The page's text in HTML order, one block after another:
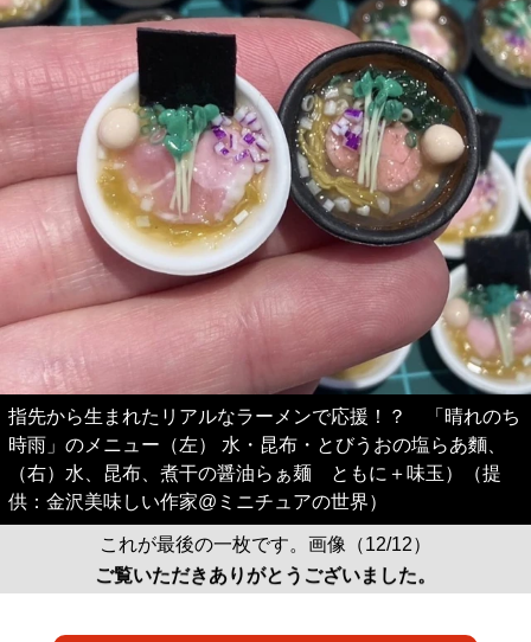
指先から生まれたリアルなラーメンで応援！？ 「晴れのち
時雨」のメニュー（左） 水・昆布・とびうおの塩らあ麵、
（右）水、昆布、煮干の醤油らぁ麺 ともに＋味玉）（提
供：金沢美味しい作家@ミニチュアの世界）
これが最後の一枚です。画像（12/12）
ご覧いただきありがとうございました。